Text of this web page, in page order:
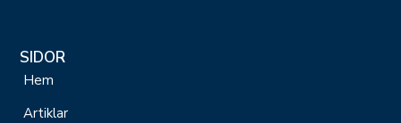
SIDOR
Hem
Artiklar